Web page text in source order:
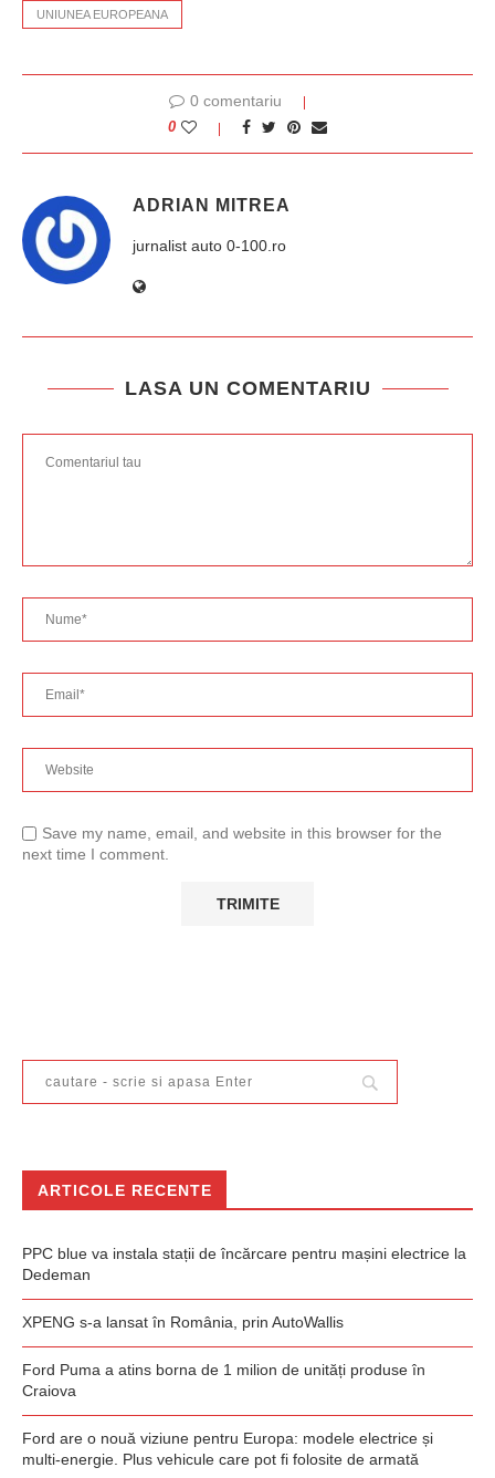
UNIUNEA EUROPEANA
0 comentariu
0
ADRIAN MITREA
jurnalist auto 0-100.ro
LASA UN COMENTARIU
Save my name, email, and website in this browser for the
next time I comment.
ARTICOLE RECENTE
PPC blue va instala stații de încărcare pentru mașini electrice la
Dedeman
XPENG s-a lansat în România, prin AutoWallis
Ford Puma a atins borna de 1 milion de unități produse în
Craiova
Ford are o nouă viziune pentru Europa: modele electrice și
multi-energie. Plus vehicule care pot fi folosite de armată